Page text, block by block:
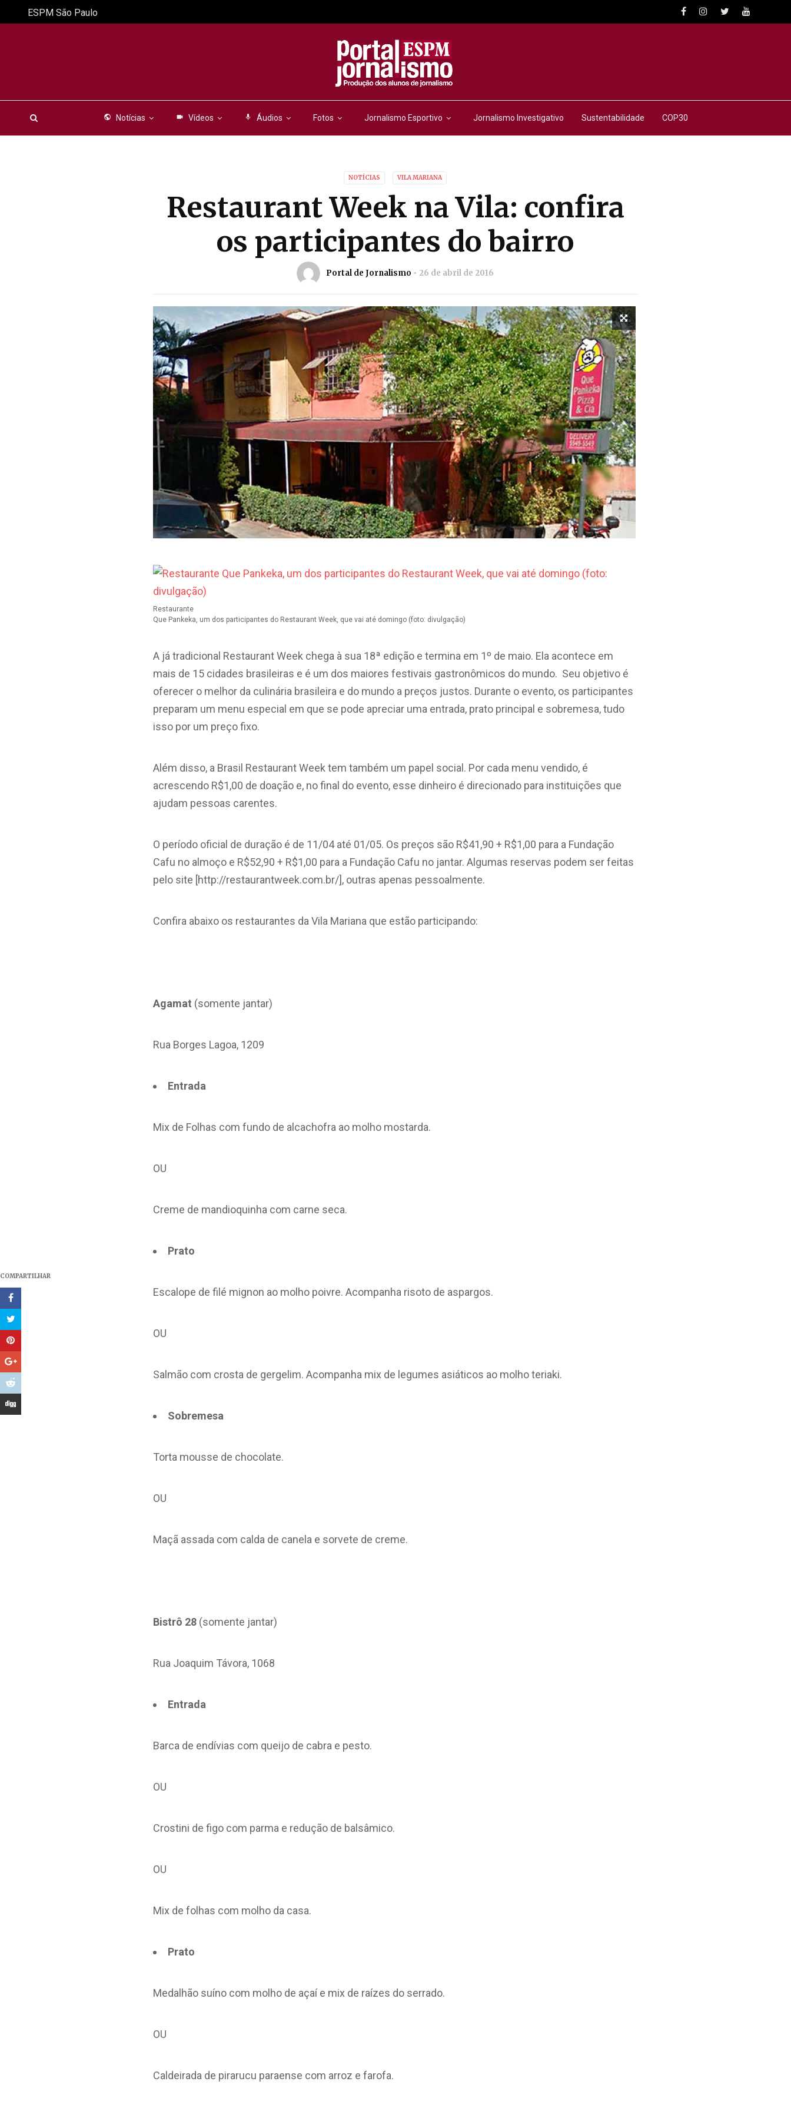
public Notícias videocam Vídeos mic Áudios Fotos Jornalismo Esportivo Jornalismo Investigativo Sustentabilidade COP30
ESPM São Paulo
NOTÍCIAS VILA MARIANA
Restaurant Week na Vila: confira
os participantes do bairro
Portal de Jornalismo 26 de abril de 2016
COMPARTILHAR
Restaurante
Que Pankeka, um dos participantes do Restaurant Week, que vai até domingo (foto: divulgação)
A já tradicional Restaurant Week chega à sua 18ª edição e termina em 1º de maio. Ela acontece em
mais de 15 cidades brasileiras e é um dos maiores festivais gastronômicos do mundo. Seu objetivo é
oferecer o melhor da culinária brasileira e do mundo a preços justos. Durante o evento, os participantes
preparam um menu especial em que se pode apreciar uma entrada, prato principal e sobremesa, tudo
isso por um preço fixo.
Além disso, a Brasil Restaurant Week tem também um papel social. Por cada menu vendido, é
acrescendo R$1,00 de doação e, no final do evento, esse dinheiro é direcionado para instituições que
ajudam pessoas carentes.
O período oficial de duração é de 11/04 até 01/05. Os preços são R$41,90 + R$1,00 para a Fundação
Cafu no almoço e R$52,90 + R$1,00 para a Fundação Cafu no jantar. Algumas reservas podem ser feitas
pelo site [http://restaurantweek.com.br/], outras apenas pessoalmente.
Confira abaixo os restaurantes da Vila Mariana que estão participando:
Agamat (somente jantar)
Rua Borges Lagoa, 1209
Entrada
Mix de Folhas com fundo de alcachofra ao molho mostarda.
OU
Creme de mandioquinha com carne seca.
Prato
Escalope de filé mignon ao molho poivre. Acompanha risoto de aspargos.
OU
Salmão com crosta de gergelim. Acompanha mix de legumes asiáticos ao molho teriaki.
Sobremesa
Torta mousse de chocolate.
OU
Maçã assada com calda de canela e sorvete de creme.
Bistrô 28 (somente jantar)
Rua Joaquim Távora, 1068
Entrada
Barca de endívias com queijo de cabra e pesto.
OU
Crostini de figo com parma e redução de balsâmico.
OU
Mix de folhas com molho da casa.
Prato
Medalhão suíno com molho de açaí e mix de raízes do serrado.
OU
Caldeirada de pirarucu paraense com arroz e farofa.